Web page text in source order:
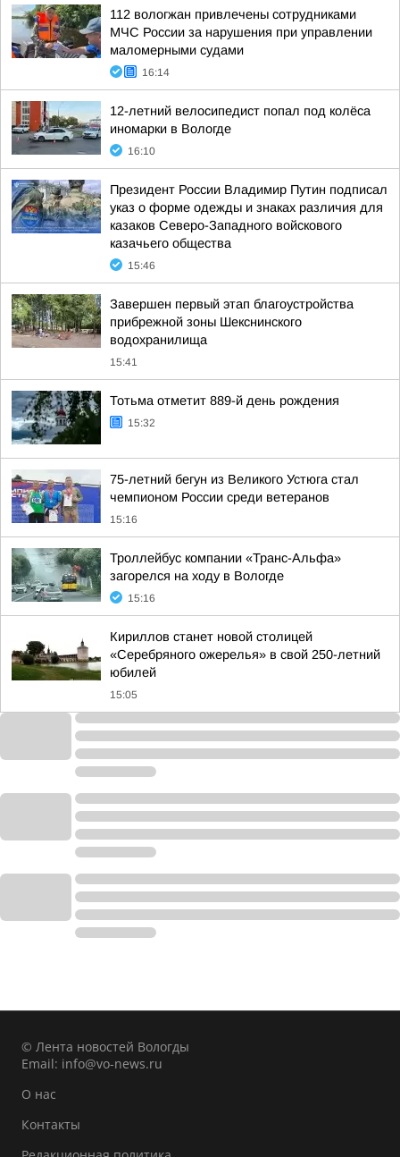
112 вологжан привлечены сотрудниками
МЧС России за нарушения при управлении
маломерными судами
16:14
12-летний велосипедист попал под колёса
иномарки в Вологде
16:10
Президент России Владимир Путин подписал
указ о форме одежды и знаках различия для
казаков Северо-Западного войскового
казачьего общества
15:46
Завершен первый этап благоустройства
прибрежной зоны Шекснинского
водохранилища
15:41
Тотьма отметит 889-й день рождения
15:32
75-летний бегун из Великого Устюга стал
чемпионом России среди ветеранов
15:16
Троллейбус компании «Транс-Альфа»
загорелся на ходу в Вологде
15:16
Кириллов станет новой столицей
«Серебряного ожерелья» в свой 250-летний
юбилей
15:05
© Лента новостей Вологды
Email: info@vo-news.ru
О нас
Контакты